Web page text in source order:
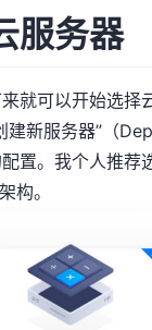
服务器
就可以开始选
建新服务器”（
置。我个人推
构。